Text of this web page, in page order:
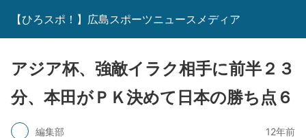
【ひろスポ！】広島スポーツニュースメディア
アジア杯、強敵イラク相手に前半２３
分、本田がＰＫ決めて日本の勝ち点６
編集部 12年前